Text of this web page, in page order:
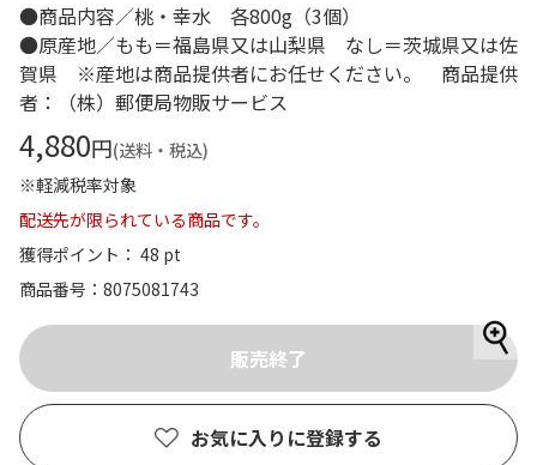
●商品内容／桃・幸水 各800g（3個）
●原産地／もも＝福島県又は山梨県 なし＝茨城県又は佐
賀県 ※産地は商品提供者にお任せください。 商品提供
者：（株）郵便局物販サービス
4,880円(送料・税込)
※軽減税率対象
配送先が限られている商品です。
獲得ポイント： 48 pt
商品番号
8075081743
お気に入りに登録する